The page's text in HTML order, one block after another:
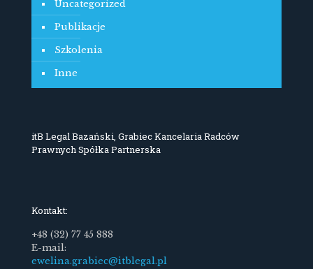
Uncategorized
Publikacje
Szkolenia
Inne
itB Legal Bazański, Grabiec Kancelaria Radców
Prawnych Spółka Partnerska
Kontakt:
+48 (32) 77 45 888
E-mail:
ewelina.grabiec@itblegal.pl